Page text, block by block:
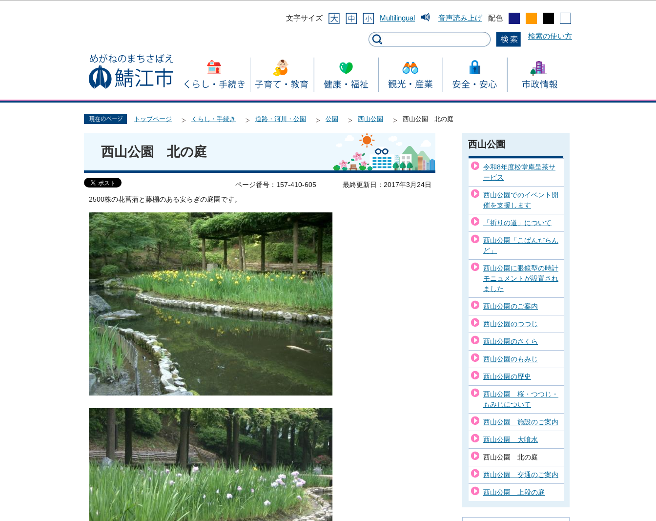
文字サイズ
Multilingual 音声読み上げ 配色
検索の使い方
トップページ くらし・手続き 道路・河川・公園 公園 西山公園 西山公園 北の庭
西山公園 北の庭
ページ番号：157-410-605
最終更新日：2017年3月24日
2500株の花菖蒲と藤棚のある安らぎの庭園です。
西山公園
令和8年度松堂庵呈茶サ
ービス
西山公園でのイベント開
催を支援します
「祈りの道」について
西山公園「こぱんだらん
ど」
西山公園に眼鏡型の時計
モニュメントが設置され
ました
西山公園のご案内
西山公園のつつじ
西山公園のさくら
西山公園のもみじ
西山公園の歴史
西山公園 桜・つつじ・
もみじについて
西山公園 施設のご案内
西山公園 大噴水
西山公園 北の庭
西山公園 交通のご案内
西山公園 上段の庭